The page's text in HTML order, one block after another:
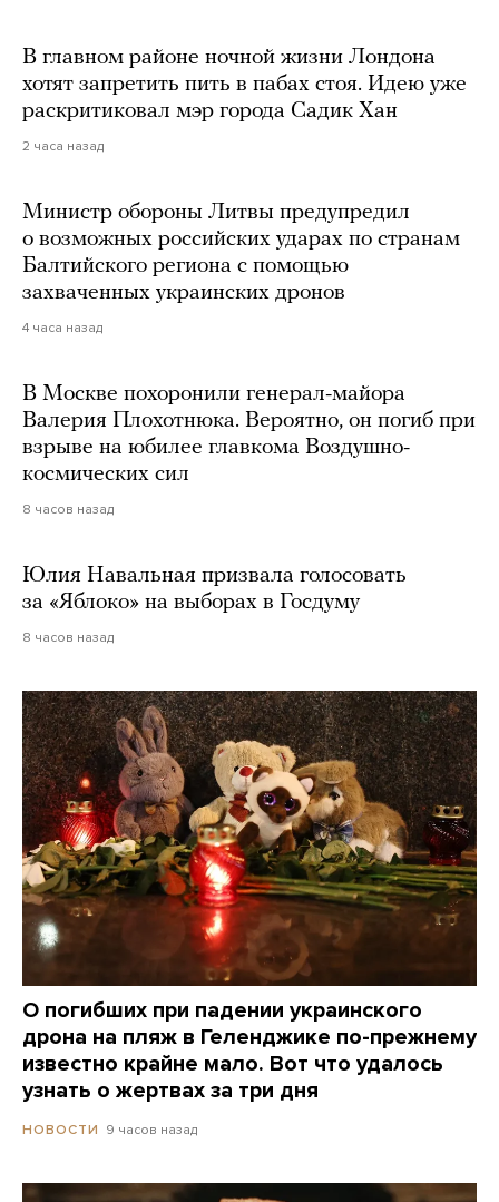
В главном районе ночной жизни Лондона
хотят запретить пить в пабах стоя. Идею уже
раскритиковал мэр города Садик Хан
2 часа назад
Министр обороны Литвы предупредил
о возможных российских ударах по странам
Балтийского региона с помощью
захваченных украинских дронов
4 часа назад
В Москве похоронили генерал-майора
Валерия Плохотнюка. Вероятно, он погиб при
взрыве на юбилее главкома Воздушно-
космических сил
8 часов назад
Юлия Навальная призвала голосовать
за «Яблоко» на выборах в Госдуму
8 часов назад
О погибших при падении украинского
дрона на пляж в Геленджике по-прежнему
известно крайне мало. Вот что удалось
узнать о жертвах за три дня
НОВОСТИ 9 часов назад